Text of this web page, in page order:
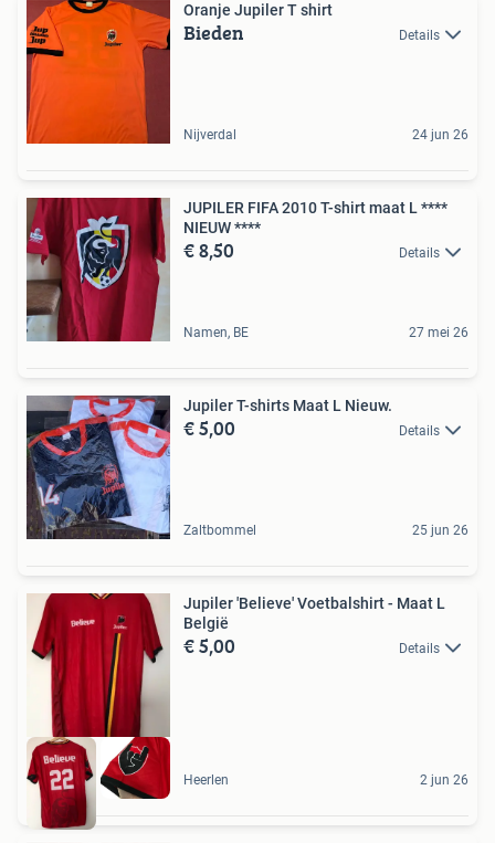
Oranje Jupiler T shirt
Bieden Details
Nijverdal 24 jun 26
JUPILER FIFA 2010 T-shirt maat L ****
NIEUW ****
€ 8,50 Details
Namen, BE 27 mei 26
Jupiler T-shirts Maat L Nieuw.
€ 5,00 Details
Zaltbommel 25 jun 26
Jupiler 'Believe' Voetbalshirt - Maat L
België
€ 5,00 Details
Heerlen 2 jun 26